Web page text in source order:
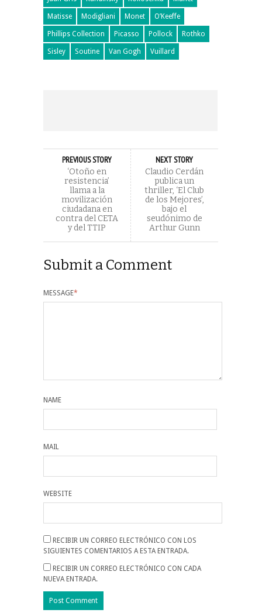
Matisse Modigliani Monet O’Keeffe
Phillips Collection Picasso Pollock Rothko
Sisley Soutine Van Gogh Vuillard
PREVIOUS STORY
‘Otoño en
resistencia’
llama a la
movilización
ciudadana en
contra del CETA
y del TTIP
NEXT STORY
Claudio Cerdán
publica un
thriller, ‘El Club
de los Mejores’,
bajo el
seudónimo de
Arthur Gunn
Submit a Comment
MESSAGE*
NAME
MAIL
WEBSITE
RECIBIR UN CORREO ELECTRÓNICO CON LOS
SIGUIENTES COMENTARIOS A ESTA ENTRADA.
RECIBIR UN CORREO ELECTRÓNICO CON CADA
NUEVA ENTRADA.